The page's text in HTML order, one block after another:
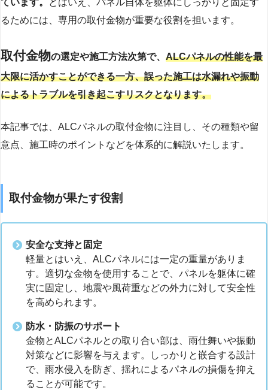
ています。
とはいえ、パネル自体を躯体にしっかりと固定す
るためには、専用の取付金物が重要な役割を担います。
取付金物の選定や施工方法次第で、 ALCパネルの性能を最
大限に活かすことができる一方、誤った施工は水漏れや振動
によるトラブルを引き起こすリスクとなります。
本記事では、ALCパネルの取付金物に注目し、その種類や留
意点、施工時のポイントなどを体系的に解説いたします。
取付金物が果たす役割
安全な支持と固定
軽量とはいえ、ALCパネルには一定の重量がありま
す。適切な金物を使用することで、パネルを躯体に確
実に固定し、地震や風荷重などの外力に対して安全性
を高められます。
防水・防振のサポート
金物とALCパネルとの取り合い部は、雨仕舞いや振動
対策などに影響を与えます。しっかりと嵌合する設計
で、雨水侵入を防ぎ、揺れによるパネルの損傷を抑え
ることが可能です。